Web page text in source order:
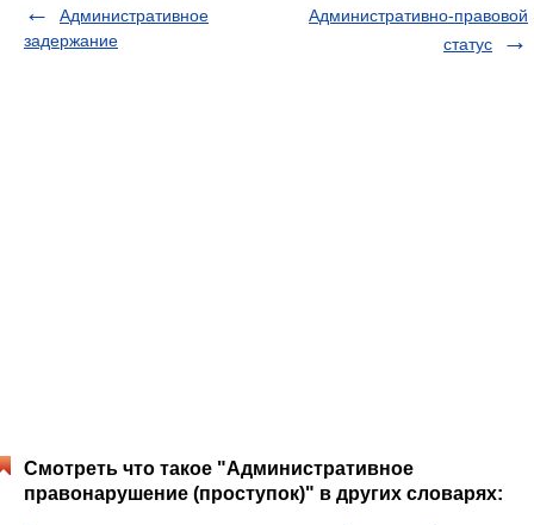
Административное
задержание
Административно-правовой
статус
Смотреть что такое "Административное
правонарушение (проступок)" в других словарях: